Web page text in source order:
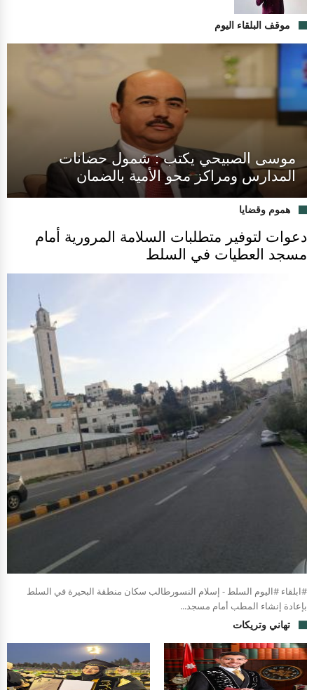
موقف البلقاء اليوم
موسى الصبيحي يكتب : شمول حضانات
المدارس ومراكز محو الأمية بالضمان
هموم وقضايا
دعوات لتوفير متطلبات السلامة المرورية أمام
مسجد العطيات في السلط
#ابلقاء #اليوم السلط - إسلام النسورطالب سكان منطقة البحيرة في السلط
بإعادة إنشاء المطب أمام مسجد...
تهاني وتريكات